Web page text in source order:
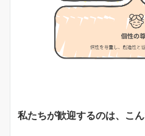
私たちが歓迎するのは、こ